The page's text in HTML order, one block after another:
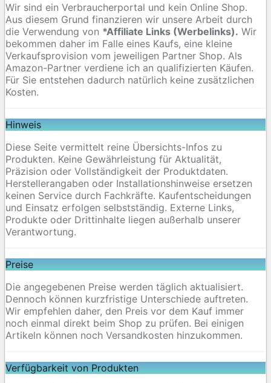
Wir sind ein Verbraucherportal und kein Online Shop.
Aus diesem Grund finanzieren wir unsere Arbeit durch
die Verwendung von *Affiliate Links (Werbelinks). Wir
bekommen daher im Falle eines Kaufs, eine kleine
Verkaufsprovision vom jeweiligen Partner Shop. Als
Amazon-Partner verdiene ich an qualifizierten Käufen.
Für Sie entstehen dadurch natürlich keine zusätzlichen
Kosten.
Hinweis
Diese Seite vermittelt reine Übersichts-Infos zu
Produkten. Keine Gewährleistung für Aktualität,
Präzision oder Vollständigkeit der Produktdaten.
Herstellerangaben oder Installationshinweise ersetzen
keinen Service durch Fachkräfte. Kaufentscheidungen
und Einsatz erfolgen selbstständig. Externe Links,
Produkte oder Drittinhalte liegen außerhalb unserer
Verantwortung.
Preise
Die angegebenen Preise werden täglich aktualisiert.
Dennoch können kurzfristige Unterschiede auftreten.
Wir empfehlen daher, den Preis vor dem Kauf immer
noch einmal direkt beim Shop zu prüfen. Bei einigen
Artikeln können noch Versandkosten hinzukommen.
Verfügbarkeit von Produkten